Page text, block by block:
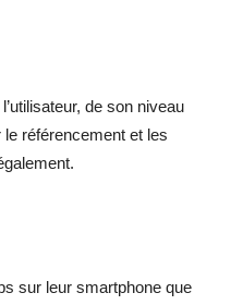
de son niveau
le référencement et les
sur leur smartphone que